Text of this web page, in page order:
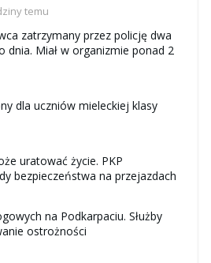
temu
zatrzymany przez policję dwa
dnia. Miał w organizmie ponad 2
dla uczniów mieleckiej klasy
uratować życie. PKP
bezpieczeństwa na przejazdach
na Podkarpaciu. Służby
ostrożności